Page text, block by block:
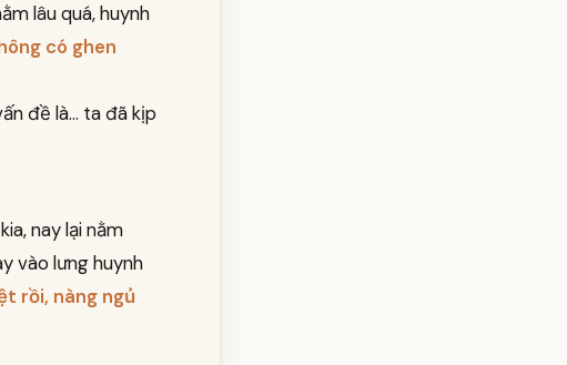
lâu quá, huynh
có ghen
đề là... ta đã kịp
nay lại nằm
vào lưng huynh
rồi, nàng ngủ